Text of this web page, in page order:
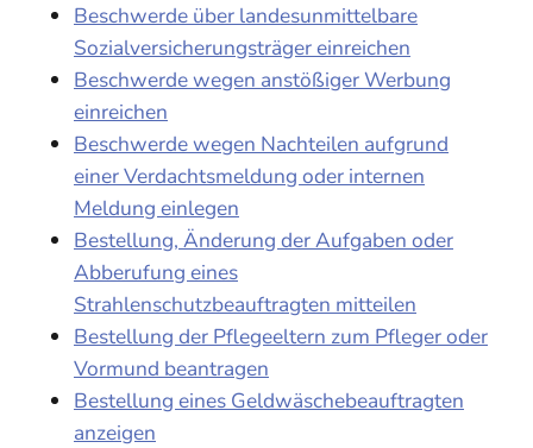
Beschwerde über landesunmittelbare
Sozialversicherungsträger einreichen
Beschwerde wegen anstößiger Werbung
einreichen
Beschwerde wegen Nachteilen aufgrund
einer Verdachtsmeldung oder internen
Meldung einlegen
Bestellung, Änderung der Aufgaben oder
Abberufung eines
Strahlenschutzbeauftragten mitteilen
Bestellung der Pflegeeltern zum Pfleger oder
Vormund beantragen
Bestellung eines Geldwäschebeauftragten
anzeigen